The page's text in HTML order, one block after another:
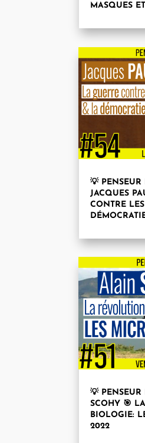
MASQUES
💡
JACQUES
CONTRE
💡
SCOHY 🎯
BIOLOGIE:
2022